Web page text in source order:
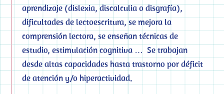
aprendizaje (dislexia, discalculia o disgrafía),
dificultades de lectoescritura, se mejora la
comprensión lectora, se enseñan técnicas de
estudio, estimulación cognitiva … Se trabajan
desde altas capacidades hasta trastorno por déficit
de atención y/o hiperactividad.